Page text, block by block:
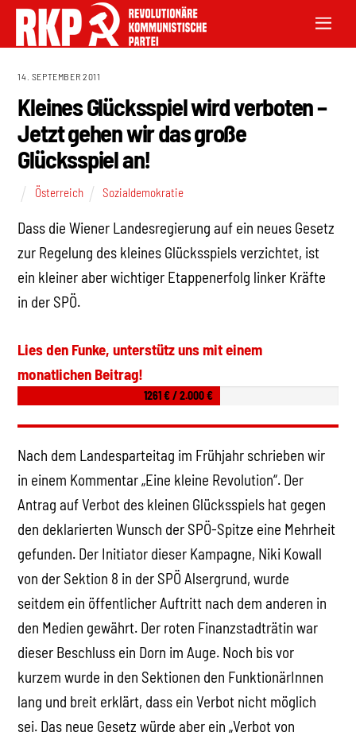
14. SEPTEMBER 2011
Kleines Glücksspiel wird verboten –
Jetzt gehen wir das große
Glücksspiel an!
Österreich Sozialdemokratie
Dass die Wiener Landesregierung auf ein neues Gesetz
zur Regelung des kleines Glücksspiels verzichtet, ist
ein kleiner aber wichtiger Etappenerfolg linker Kräfte
in der SPÖ.
Lies den Funke, unterstütz uns mit einem
monatlichen Beitrag!
1261 € / 2.000 €
Nach dem Landesparteitag im Frühjahr schrieben wir
in einem Kommentar „Eine kleine Revolution“. Der
Antrag auf Verbot des kleinen Glücksspiels hat gegen
den deklarierten Wunsch der SPÖ-Spitze eine Mehrheit
gefunden. Der Initiator dieser Kampagne, Niki Kowall
von der Sektion 8 in der SPÖ Alsergrund, wurde
seitdem ein öffentlicher Auftritt nach dem anderen in
den Medien gewährt. Der roten Finanzstadträtin war
dieser Beschluss ein Dorn im Auge. Noch bis vor
kurzem wurde in den Sektionen den FunktionärInnen
lang und breit erklärt, dass ein Verbot nicht möglich
sei. Das neue Gesetz würde aber ein „Verbot von